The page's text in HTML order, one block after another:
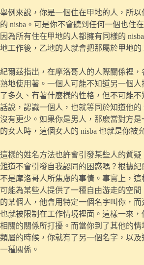
舉例來說，你是一個住在甲地的人，所
的 nisba。可是你不會聽到任何一個也住
因為所有住在甲地的人都擁有同樣的
地工作後，乙地的人就會把那屬於甲地的
紀爾茲指出，在摩洛哥人的人際關係裡，
熟地使用著。一個人可能不知道另一個
了多久、有著什麼樣的性格，但不可能不
話說，認識一個人，也就等同於知道他的
沒有更少。如果你是男人，那麽當對方
的女人時，這個女人的 nisba 也就是你被
這樣的姓名方法也許會引發某些人的質疑
難道不會引發自我認同的困惑嗎？根據
不是摩洛哥人所焦慮的事情。事實上，
可能為某些人提供了一種自由游走的空
的某個人，他會用特定一個名字叫你，
也就被限制在工作情境裡面。這樣一來
相關的關係所打擾。而當你到了其他的
類屬的時候，你就有了另一個名字，以
一種關係。